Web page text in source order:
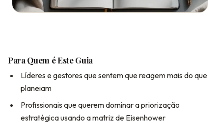
Para Quem é Este Guia
Líderes e gestores que sentem que reagem mais do que
planeiam
Profissionais que querem dominar a priorização
estratégica usando a matriz de Eisenhower